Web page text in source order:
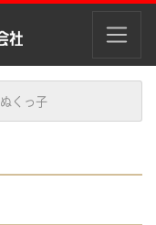
ぬくっ子